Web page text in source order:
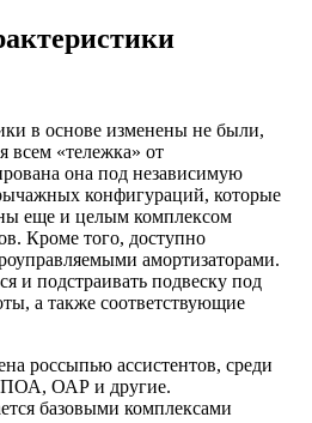
в основе изменены не были,
всем «тележка» от
она под независимую
конфигураций, которые
еще и целым комплексом
Кроме того, доступно
амортизаторами.
и подстраивать подвеску под
а также соответствующие
россыпью ассистентов, среди
ОАР и другие.
базовыми комплексами